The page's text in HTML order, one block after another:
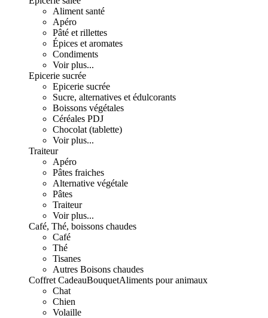
Aliment santé
Apéro
Pâté et rillettes
Épices et aromates
Condiments
Voir plus...
Epicerie sucrée
Epicerie sucrée
Sucre, alternatives et édulcorants
Boissons végétales
Céréales PDJ
Chocolat (tablette)
Voir plus...
Traiteur
Apéro
Pâtes fraiches
Alternative végétale
Pâtes
Traiteur
Voir plus...
Café, Thé, boissons chaudes
Café
Thé
Tisanes
Autres Boisons chaudes
Coffret CadeauBouquetAliments pour animaux
Chat
Chien
Volaille